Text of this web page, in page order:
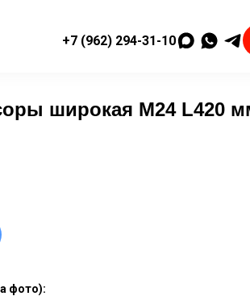
+7 (962) 294-31-10
широкая M24 L420
фoтo):